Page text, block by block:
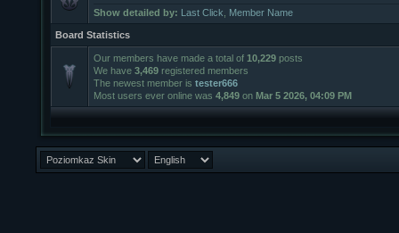
Show detailed by: Last Click Member Name
Board Statistics
Our members have made a total of 10,229 posts
We have 3,469 registered members
The newest member is tester666
Most users ever online was 4,849 on Mar 5 2026, 04:09 PM